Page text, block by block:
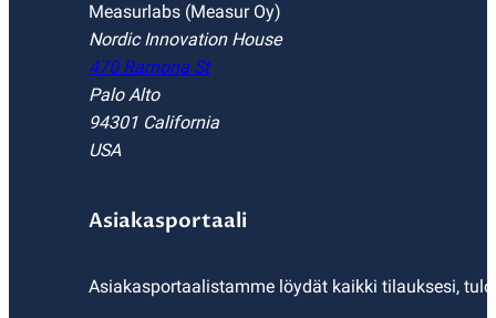
Measurlabs (Measur Oy)
Nordic Innovation House
470 Ramona St
Palo Alto
94301 California
USA
Asiakasportaali
Asiakasportaalistamme löydät kaikki tilauksesi,